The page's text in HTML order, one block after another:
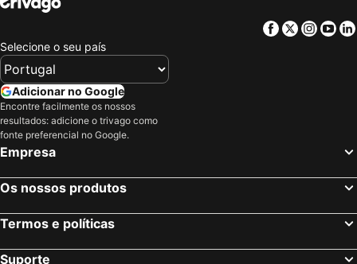
Facebook
Twitter
Selecione o seu país
Adicionar no Google
Encontre facilmente os nossos
resultados: adicione o trivago como
fonte preferencial no Google.
Empresa
Os nossos produtos
Termos e políticas
Suporte